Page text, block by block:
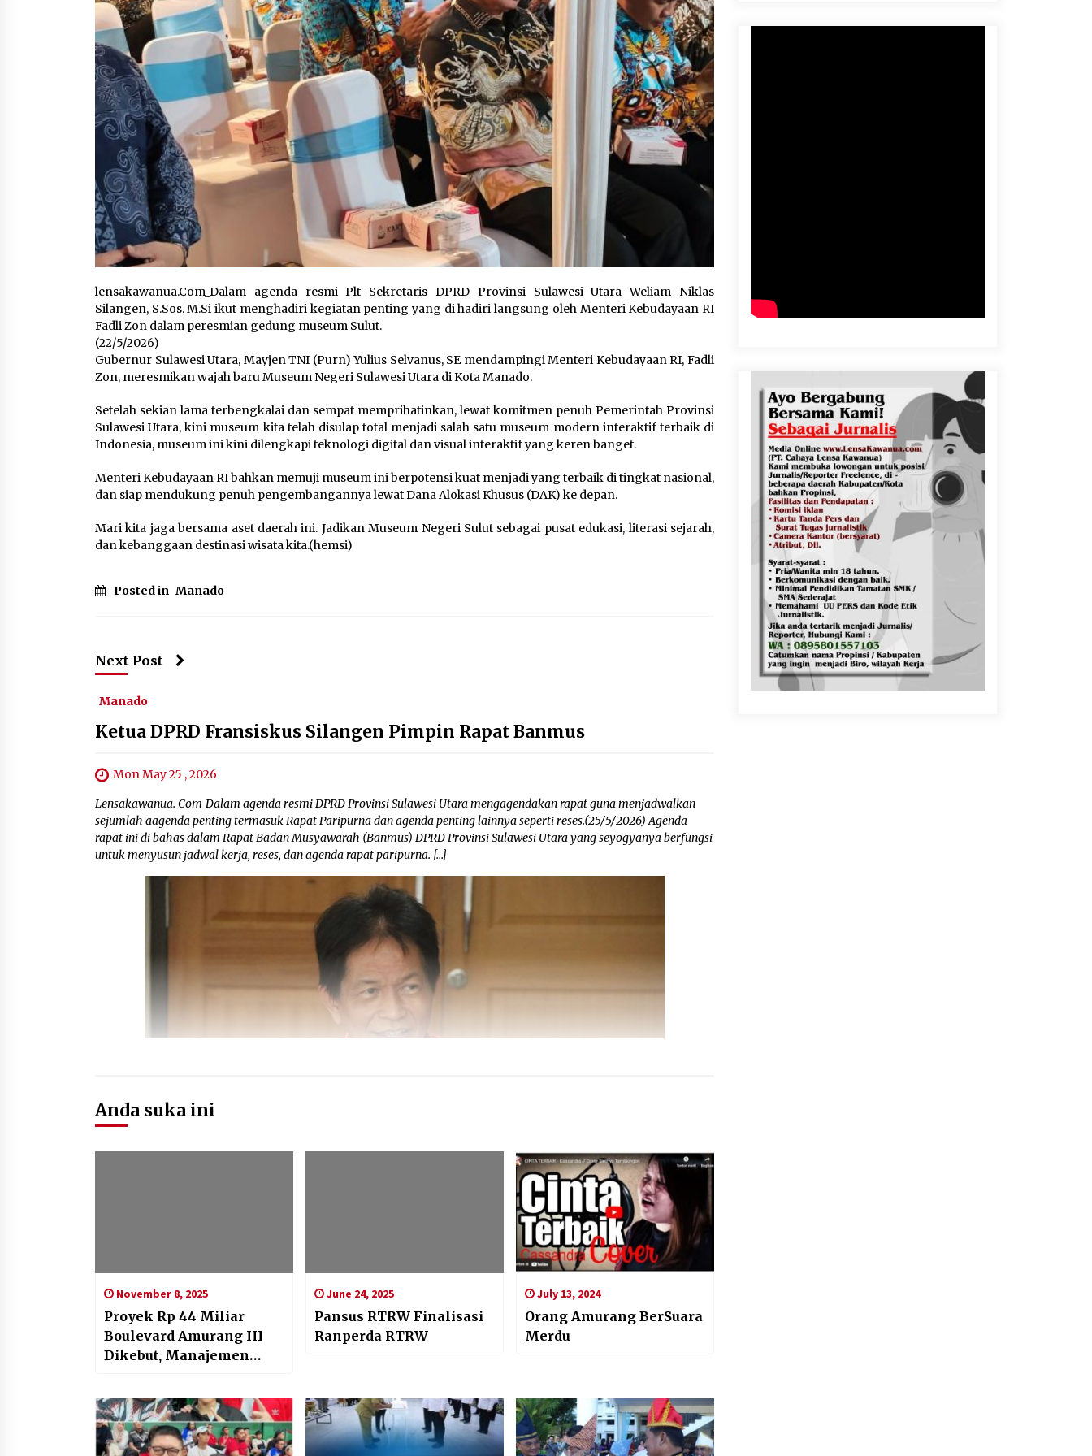
lensakawanua.Com_Dalam agenda resmi Plt Sekretaris DPRD Provinsi Sulawesi Utara Weliam Niklas
Silangen, S.Sos. M.Si ikut menghadiri kegiatan penting yang di hadiri langsung oleh Menteri Kebudayaan RI
Fadli Zon dalam peresmian gedung museum Sulut.
(22/5/2026)
Gubernur Sulawesi Utara, Mayjen TNI (Purn) Yulius Selvanus, SE mendampingi Menteri Kebudayaan RI, Fadli
Zon, meresmikan wajah baru Museum Negeri Sulawesi Utara di Kota Manado.
Setelah sekian lama terbengkalai dan sempat memprihatinkan, lewat komitmen penuh Pemerintah Provinsi
Sulawesi Utara, kini museum kita telah disulap total menjadi salah satu museum modern interaktif terbaik di
Indonesia, museum ini kini dilengkapi teknologi digital dan visual interaktif yang keren banget.
Menteri Kebudayaan RI bahkan memuji museum ini berpotensi kuat menjadi yang terbaik di tingkat nasional,
dan siap mendukung penuh pengembangannya lewat Dana Alokasi Khusus (DAK) ke depan.
Mari kita jaga bersama aset daerah ini. Jadikan Museum Negeri Sulut sebagai pusat edukasi, literasi sejarah,
dan kebanggaan destinasi wisata kita.(hemsi)
Posted in Manado
Next Post
Manado
Ketua DPRD Fransiskus Silangen Pimpin Rapat Banmus
Mon May 25 , 2026
Lensakawanua. Com_Dalam agenda resmi DPRD Provinsi Sulawesi Utara mengagendakan rapat guna menjadwalkan
sejumlah aagenda penting termasuk Rapat Paripurna dan agenda penting lainnya seperti reses.(25/5/2026) Agenda
rapat ini di bahas dalam Rapat Badan Musyawarah (Banmus) DPRD Provinsi Sulawesi Utara yang seyogyanya berfungsi
untuk menyusun jadwal kerja, reses, dan agenda rapat paripurna. […]
Anda suka ini
November 8, 2025
Proyek Rp 44 Miliar
Boulevard Amurang III
Dikebut, Manajemen
June 24, 2025
Pansus RTRW Finalisasi
Ranperda RTRW
July 13, 2024
Orang Amurang BerSuara
Merdu